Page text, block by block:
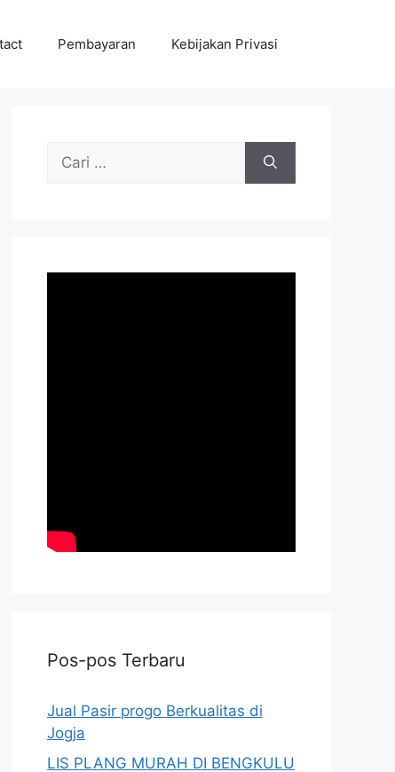
Pembayaran Kebijakan Privasi
Cari
Pos-pos Terbaru
Jual Pasir progo Berkualitas di
Jogja
LIS PLANG MURAH DI BENGKULU